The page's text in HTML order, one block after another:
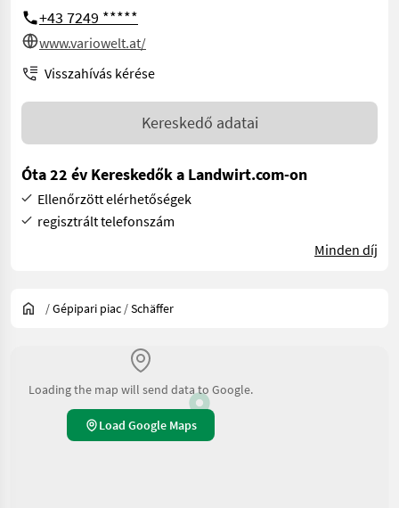
+43 7249 *****
www.variowelt.at/
Visszahívás kérése
Kereskedő adatai
Óta 22 év Kereskedők a Landwirt.com-on
Ellenőrzött elérhetőségek
regisztrált telefonszám
Minden díj
/Gépipari piac /Schäffer
Loading the map will send data to Google.
Load Google Maps